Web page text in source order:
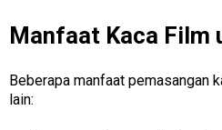
Manfaat Kaca Film
Beberapa manfaat pemasangan
lain: